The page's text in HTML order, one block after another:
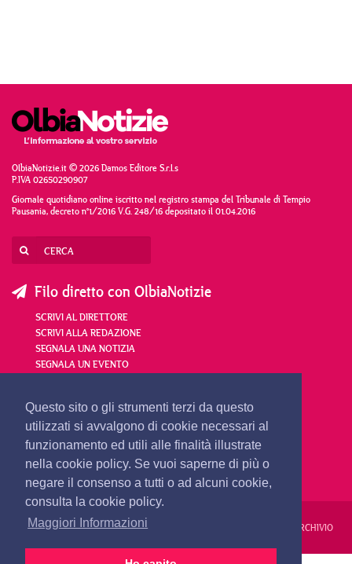
Questo sito o gli strumenti terzi da questo
utilizzati si avvalgono di cookie necessari al
funzionamento ed utili alle finalità illustrate
nella cookie policy. Se vuoi saperne di più o
negare il consenso a tutti o ad alcuni cookie,
consulta la cookie policy.
Maggiori Informazioni
OlbiaNotizie.it © 2026 Damos Editore S.r.l.s
P.IVA 02650290907
Giornale quotidiano online iscritto nel registro stampa del Tribunale di Tempio
Pausania, decreto n°1/2016 V.G. 248/16 depositato il 01.04.2016
Filo diretto con OlbiaNotizie
SCRIVI AL DIRETTORE
SCRIVI ALLA REDAZIONE
SEGNALA UNA NOTIZIA
SEGNALA UN EVENTO
redazione@olbianotizie.it
REDAZIONE PUBBLICITÀ PRIVACY E COOKIES ARCHIVIO